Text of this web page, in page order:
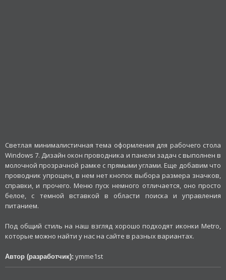
Светлая минималистичная тема оформления для рабочего стола
Windows 7. Дизайн окон проводника и панели задач с выполнен в
молочной прозрачной рамке с прямыми углами. Еще добавим что
проводник упрощен, в нем нет кнопок выбора размера значков,
справки, и прочего. Меню пуск немного отличается, оно просто
белое, с темной вставкой в области поиска и управления
питанием.
Под общий стиль на наш взгляд хорошо подходят иконки Metro,
которые можно найти у нас на сайте в разных вариантах.
Автор (разработчик): ymme1st